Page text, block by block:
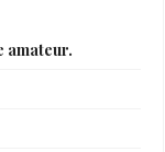
amateur.